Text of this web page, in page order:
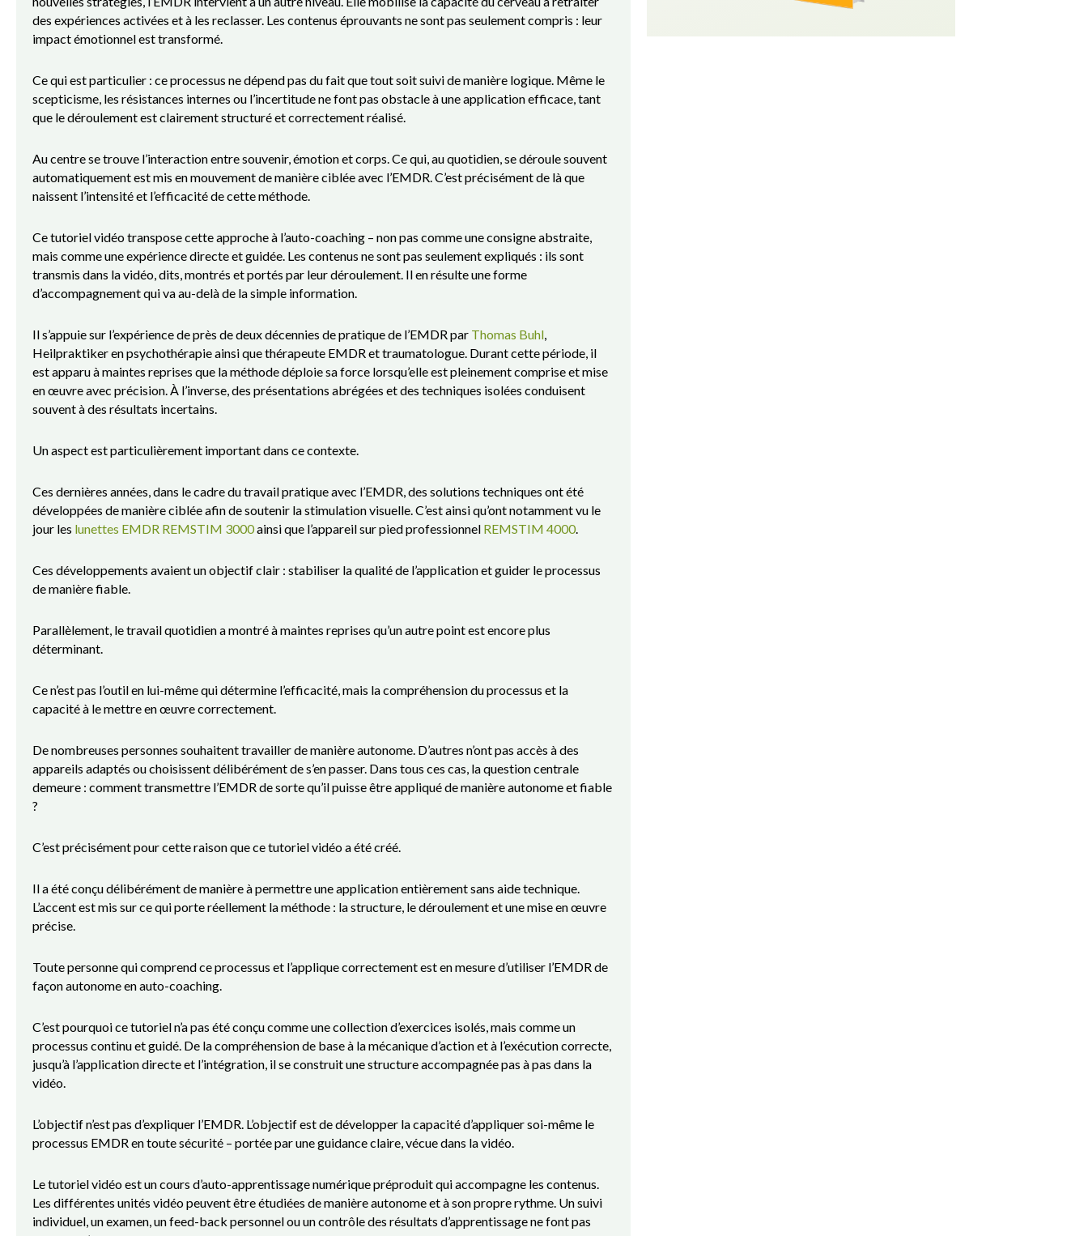
des expériences activées et à les reclasser. Les contenus éprouvants ne sont pas seulement compris : leur
impact émotionnel est transformé.
Ce qui est particulier : ce processus ne dépend pas du fait que tout soit suivi de manière logique. Même le
scepticisme, les résistances internes ou l’incertitude ne font pas obstacle à une application efficace, tant
que le déroulement est clairement structuré et correctement réalisé.
Au centre se trouve l’interaction entre souvenir, émotion et corps. Ce qui, au quotidien, se déroule souvent
automatiquement est mis en mouvement de manière ciblée avec l’EMDR. C’est précisément de là que
naissent l’intensité et l’efficacité de cette méthode.
Ce tutoriel vidéo transpose cette approche à l’auto-coaching – non pas comme une consigne abstraite,
mais comme une expérience directe et guidée. Les contenus ne sont pas seulement expliqués : ils sont
transmis dans la vidéo, dits, montrés et portés par leur déroulement. Il en résulte une forme
d’accompagnement qui va au-delà de la simple information.
Il s’appuie sur l’expérience de près de deux décennies de pratique de l’EMDR par Thomas Buhl,
Heilpraktiker en psychothérapie ainsi que thérapeute EMDR et traumatologue. Durant cette période, il
est apparu à maintes reprises que la méthode déploie sa force lorsqu’elle est pleinement comprise et mise
en œuvre avec précision. À l’inverse, des présentations abrégées et des techniques isolées conduisent
souvent à des résultats incertains.
Un aspect est particulièrement important dans ce contexte.
Ces dernières années, dans le cadre du travail pratique avec l’EMDR, des solutions techniques ont été
développées de manière ciblée afin de soutenir la stimulation visuelle. C’est ainsi qu’ont notamment vu le
jour les lunettes EMDR REMSTIM 3000ainsi que l’appareil sur pied professionnel REMSTIM 4000.
Ces développements avaient un objectif clair : stabiliser la qualité de l’application et guider le processus
de manière fiable.
Parallèlement, le travail quotidien a montré à maintes reprises qu’un autre point est encore plus
déterminant.
Ce n’est pas l’outil en lui-même qui détermine l’efficacité, mais la compréhension du processus et la
capacité à le mettre en œuvre correctement.
De nombreuses personnes souhaitent travailler de manière autonome. D’autres n’ont pas accès à des
appareils adaptés ou choisissent délibérément de s’en passer. Dans tous ces cas, la question centrale
demeure : comment transmettre l’EMDR de sorte qu’il puisse être appliqué de manière autonome et fiable
?
C’est précisément pour cette raison que ce tutoriel vidéo a été créé.
Il a été conçu délibérément de manière à permettre une application entièrement sans aide technique.
L’accent est mis sur ce qui porte réellement la méthode : la structure, le déroulement et une mise en œuvre
précise.
Toute personne qui comprend ce processus et l’applique correctement est en mesure d’utiliser l’EMDR de
façon autonome en auto-coaching.
C’est pourquoi ce tutoriel n’a pas été conçu comme une collection d’exercices isolés, mais comme un
processus continu et guidé. De la compréhension de base à la mécanique d’action et à l’exécution correcte,
jusqu’à l’application directe et l’intégration, il se construit une structure accompagnée pas à pas dans la
vidéo.
L’objectif n’est pas d’expliquer l’EMDR. L’objectif est de développer la capacité d’appliquer soi-même le
processus EMDR en toute sécurité – portée par une guidance claire, vécue dans la vidéo.
Le tutoriel vidéo est un cours d’auto-apprentissage numérique préproduit qui accompagne les contenus.
Les différentes unités vidéo peuvent être étudiées de manière autonome et à son propre rythme. Un suivi
individuel, un examen, un feed-back personnel ou un contrôle des résultats d’apprentissage ne font pas